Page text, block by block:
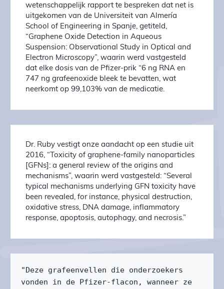
wetenschappelijk rapport te bespreken dat net is
uitgekomen van de Universiteit van Almería
School of Engineering in Spanje, getiteld,
“Graphene Oxide Detection in Aqueous
Suspension: Observational Study in Optical and
Electron Microscopy”, waarin werd vastgesteld
dat elke dosis van de Pfizer-prik “6 ng RNA en
747 ng grafeenoxide bleek te bevatten, wat
neerkomt op 99,103% van de medicatie.
Dr. Ruby vestigt onze aandacht op een studie uit
2016, “Toxicity of graphene-family nanoparticles
[GFNs]: a general review of the origins and
mechanisms”, waarin werd vastgesteld: “Several
typical mechanisms underlying GFN toxicity have
been revealed, for instance, physical destruction,
oxidative stress, DNA damage, inflammatory
response, apoptosis, autophagy, and necrosis.”
"Deze grafeenvellen die onderzoekers
vonden in de Pfizer-flacon, wanneer ze